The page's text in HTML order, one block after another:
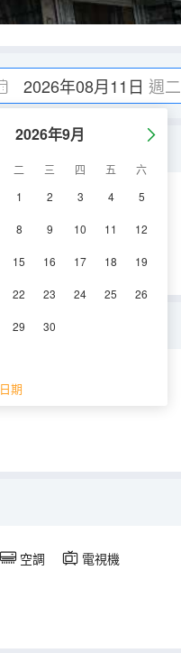
2026年08月11日 週二
2026年9月
二 三 四 五
六
1
2 3 4 5
8 9 10 11 12
15 16 17 18 19
22 23 24 25 26
29 30
期
空調 電視機
空調
空調 電視機